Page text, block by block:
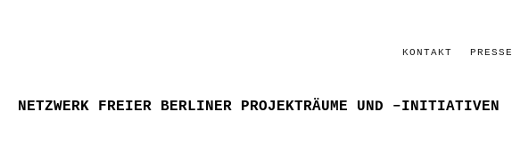
KONTAKT PRESSE
NETZWERK FREIER BERLINER PROJEKTRÄUME UND –INITIATIVEN